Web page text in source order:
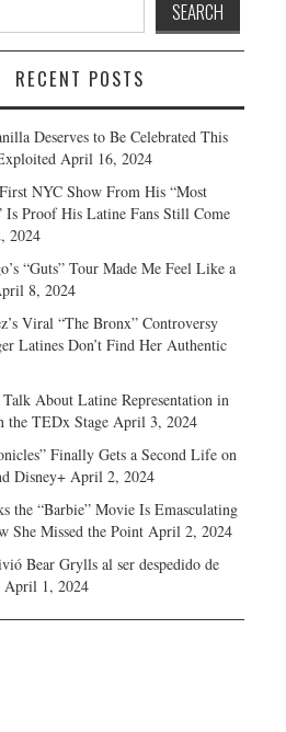
RECENT POSTS
Deserves to Be Celebrated This
April 16, 2024
NYC Show From His “Most
Is Proof His Latine Fans Still Come
2024
“Guts” Tour Made Me Feel Like a
8, 2024
Viral “The Bronx” Controversy
Latines Don’t Find Her Authentic
About Latine Representation in
the TEDx Stage April 3, 2024
Finally Gets a Second Life on
Disney+ April 2, 2024
the “Barbie” Movie Is Emasculating
She Missed the Point April 2, 2024
Bear Grylls al ser despedido de
April 1, 2024